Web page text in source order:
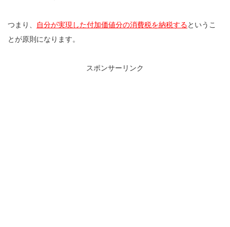
つまり、 自分が実現した付加価値分の消費税を納税するというこ
とが原則になります。
スポンサーリンク